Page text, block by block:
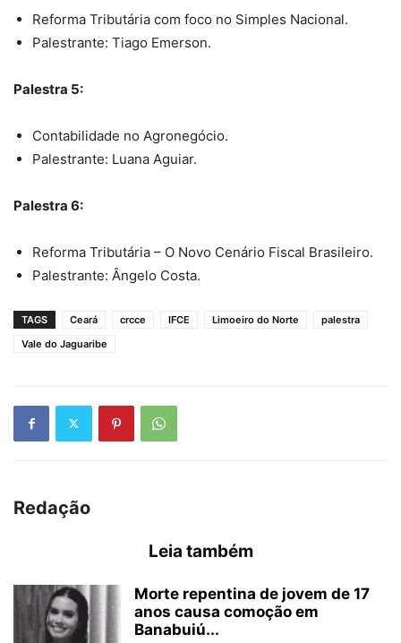
Reforma Tributária com foco no Simples Nacional.
Palestrante: Tiago Emerson.
Palestra 5:
Contabilidade no Agronegócio.
Palestrante: Luana Aguiar.
Palestra 6:
Reforma Tributária – O Novo Cenário Fiscal Brasileiro.
Palestrante: Ângelo Costa.
TAGS Ceará crcce IFCE Limoeiro do Norte
palestra
Vale do Jaguaribe
Redação
Leia também
Morte repentina de jovem de 17
anos causa comoção em
Banabuiú...